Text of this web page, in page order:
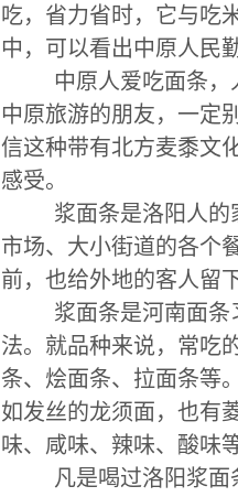
吃，省力省时，它与吃
中，可以看出中原人民
中原人爱吃面条，
中原旅游的朋友，一定
信这种带有北方麦黍文
感受。
浆面条是洛阳人的
市场、大小街道的各个
前，也给外地的客人留
浆面条是河南面条
法。就品种来说，常吃
条、烩面条、拉面条等
如发丝的龙须面，也有
味、咸味、辣味、酸味
凡是喝过洛阳浆面